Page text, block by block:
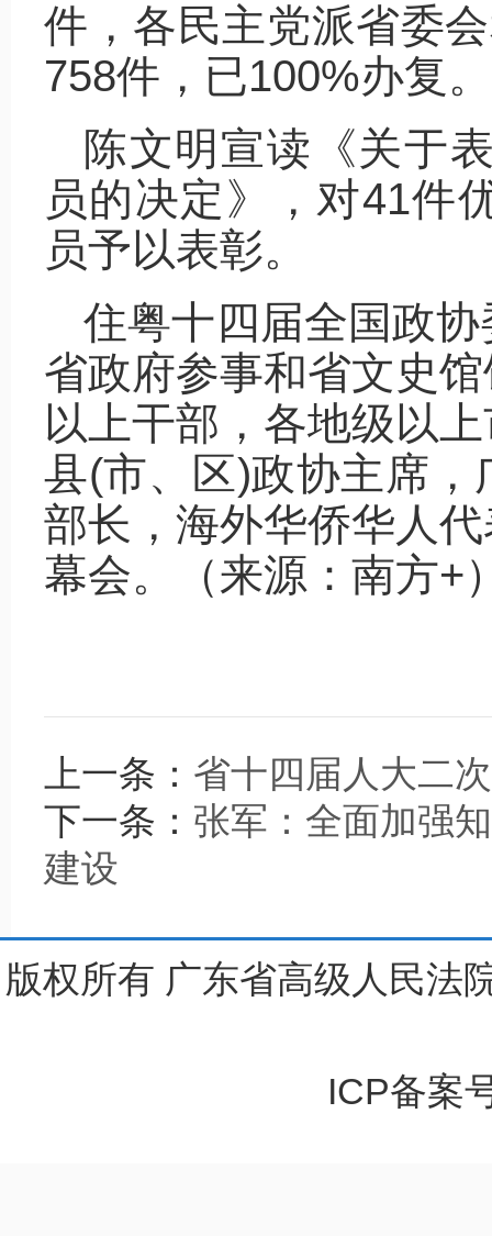
件，各民主党派省委
758件，已100%办复。
陈文明宣读《关于
员的决定》，对41件
员予以表彰。
住粤十四届全国政
省政府参事和省文史
以上干部，各地级以
县(市、区)政协主席
部长，海外华侨华人
幕会。（来源：南方+
上一条： 省十四届人大二
下一条： 张军：全面加强
建设
版权所有 广东省高级人民法
ICP备案